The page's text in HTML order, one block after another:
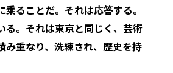
乗ることだ。それは応答する。
る。それは東京と同じく、芸術
重なり、洗練され、歴史を持